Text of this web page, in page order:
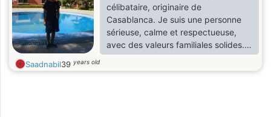
célibataire, originaire de
Casablanca. Je suis une personne
sérieuse, calme et respectueuse,
avec des valeurs familiales solides.
Je travaille dans la sécurité et je
mène une vie saine sans tabac ni
Saadnabil39 years old